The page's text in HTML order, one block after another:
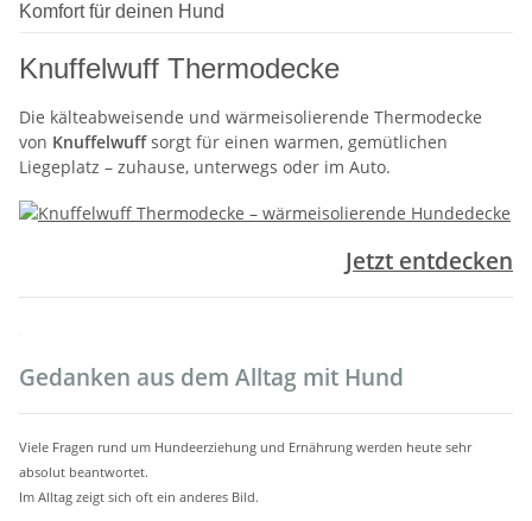
Komfort für deinen Hund
Knuffelwuff Thermodecke
Die kälteabweisende und wärmeisolierende Thermodecke
von Knuffelwuffsorgt für einen warmen, gemütlichen
Liegeplatz – zuhause, unterwegs oder im Auto.
Jetzt entdecken
Gedanken aus dem Alltag mit Hund
Viele Fragen rund um Hundeerziehung und Ernährung werden heute sehr
absolut beantwortet.
Im Alltag zeigt sich oft ein anderes Bild.